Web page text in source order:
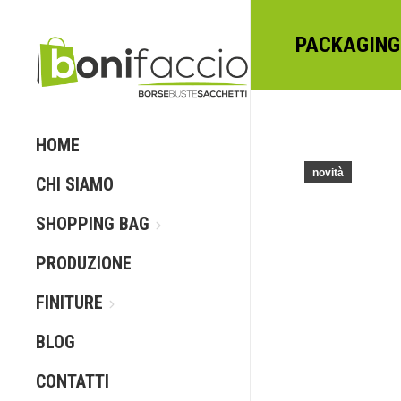
HOME
CHI SIAMO
SHOPPING BAG
PRODUZIONE
FINITURE
BLOG
CONTATTI
novità